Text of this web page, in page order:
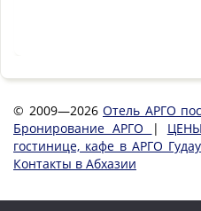
© 2009—2026 Отель АРГО
Бронирование АРГО
|
гостинице, кафе в АРГО
Контакты в Абхазии